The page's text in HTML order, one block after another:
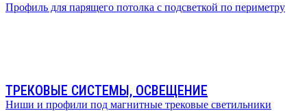
Профиль для парящего потолка с подсветкой по периметру
ТРЕКОВЫЕ СИСТЕМЫ, ОСВЕЩЕНИЕ
Ниши и профили под магнитные трековые светильники